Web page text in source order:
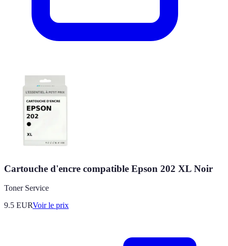
Cartouche d'encre compatible Epson 202 XL Noir
Toner Service
9.5 EURVoir le prix